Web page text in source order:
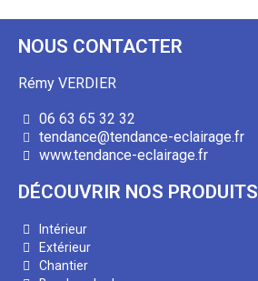
NOUS CONTACTER
Rémy VERDIER
06 63 65 32 32
tendance@tendance-eclairage.fr
www.tendance-eclairage.fr
DÉCOUVRIR NOS PRODUITS
Intérieur
Extérieur
Chantier